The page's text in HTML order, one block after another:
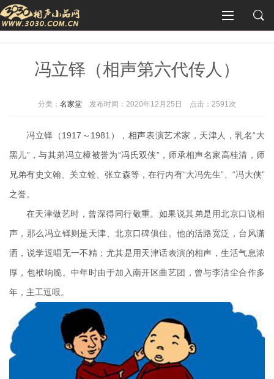
冯立铎（相声第六代传人）
分类： 名家堂 发布时间：2020年12月25日 点击：2591次
冯立铎（1917～1981）， 相声表演艺术家，天津人，乳名“大
黑儿”，与其弟冯立樟被誉为“冯氏双侠”，师承相声名家高桂清，师
兄弟有史文翰、关立铨、张立森等，在行内有“大冯先生”、“冯大侠”
之誉。
在天津做艺时，曾深得同行敬重。如果说其弟是用北京口说相
声，那么冯立铎则是天津、北京口碑俱佳。他的活路宽泛，台风潇
洒，说学逗唱无一不精；尤其是用天津话表演的相声，生活气息浓
厚，包袱响脆。中年时由于加入南开区曲艺团，曾与李洁尘合作多
年，主工逗哏。